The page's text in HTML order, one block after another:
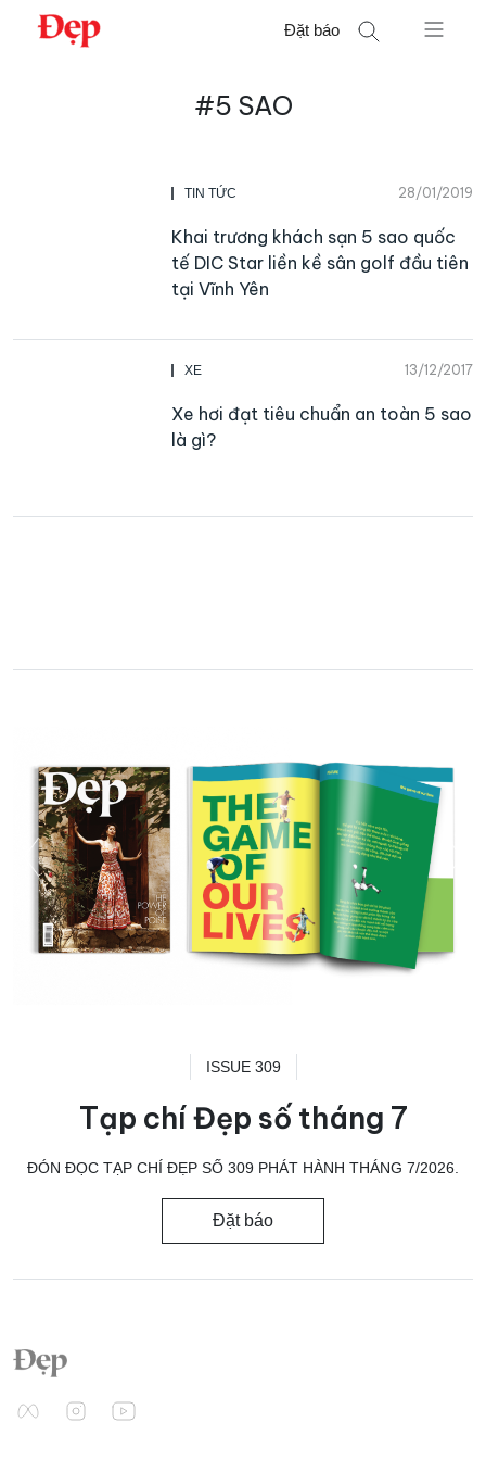
Chuyển
Đặt báo
#5 SAO
TIN TỨC 28/01/2019
Khai trương khách sạn 5 sao quốc
tế DIC Star liền kề sân golf đầu tiên
tại Vĩnh Yên
XE 13/12/2017
Xe hơi đạt tiêu chuẩn an toàn 5 sao
là gì?
ISSUE 309
Tạp chí Đẹp số tháng 7
ĐÓN ĐỌC TẠP CHÍ ĐẸP SỐ 309 PHÁT HÀNH THÁNG 7/2026.
Đặt báo